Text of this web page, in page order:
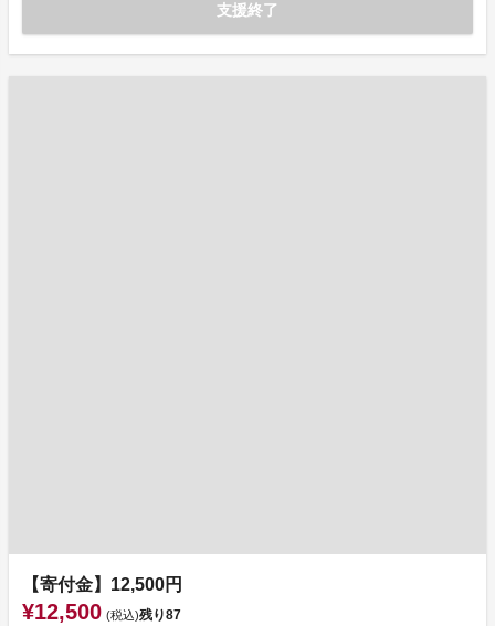
支援終了
【寄付金】12,500円
¥12,500 (税込)残り87